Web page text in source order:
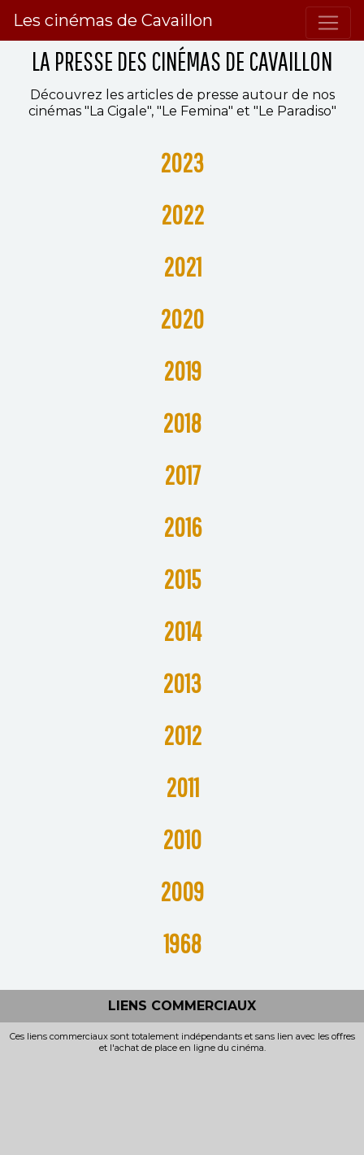
Les cinémas de Cavaillon
LA PRESSE DES CINÉMAS DE CAVAILLON
Découvrez les articles de presse autour de nos
cinémas "La Cigale", "Le Femina" et "Le Paradiso"
2023
2022
2021
2020
2019
2018
2017
2016
2015
2014
2013
2012
2011
2010
2009
1968
LIENS COMMERCIAUX
Ces liens commerciaux sont totalement indépendants et sans lien avec les offres
et l'achat de place en ligne du cinéma.